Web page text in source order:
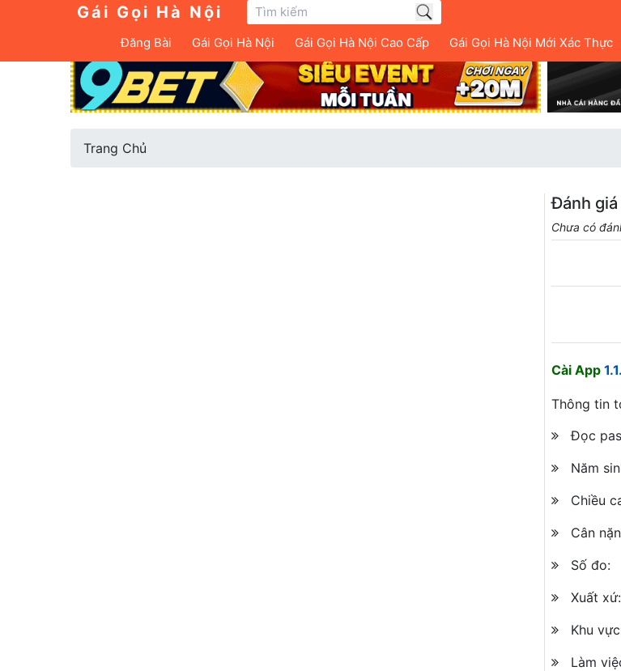
Gái Gọi Hà Nội
Đăng Bài Gái Gọi Hà Nội Gái Gọi Hà Nội Cao Cấp Gái Gọi Hà Nội Mới Xác Thực
Trang Chủ
Đánh
Chưa có
Cài App
Thông tin
Đọc
Năm
Chiều
Cân
Số đo:
Xuất xứ:
Khu
Làm